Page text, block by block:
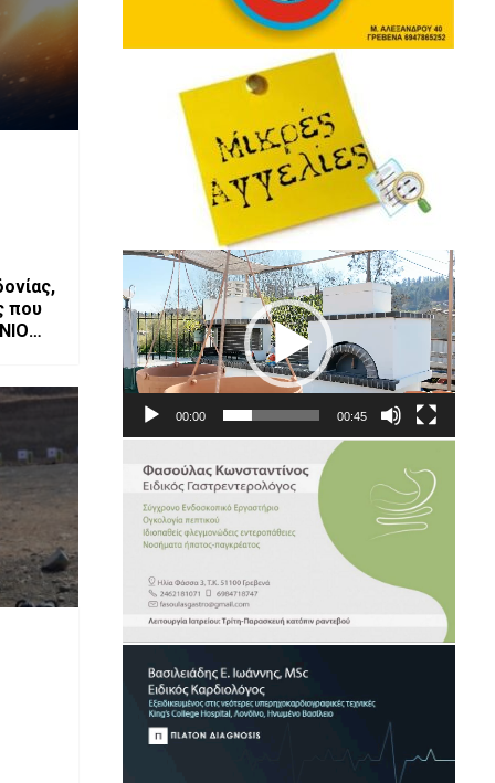
που
Πρόγραμμα
Αναπαραγωγής
Βίντεο
00:00 00:45